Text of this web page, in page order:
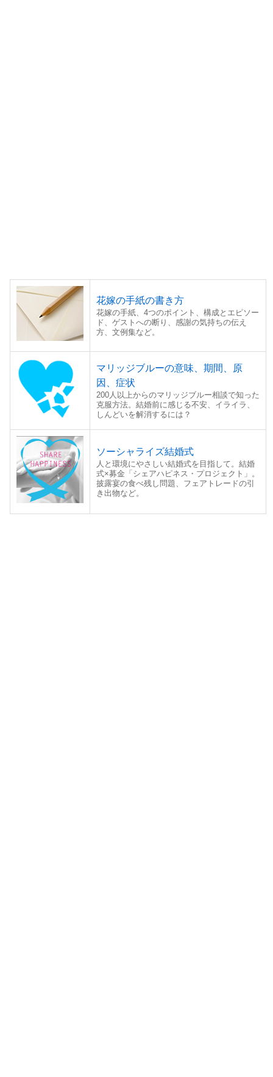
花嫁の手紙の書き方
花嫁の手紙、4つのポイント、構成とエピソー
ド、ゲストへの断り、感謝の気持ちの伝え
方、文例集など。
マリッジブルーの意味、期間、原
因、症状
200人以上からのマリッジブルー相談で知った
克服方法。結婚前に感じる不安、イライラ、
しんどいを解消するには？
ソーシャライズ結婚式
人と環境にやさしい結婚式を目指して。結婚
式×募金「シェアハピネス・プロジェクト」。
披露宴の食べ残し問題、フェアトレードの引
き出物など。